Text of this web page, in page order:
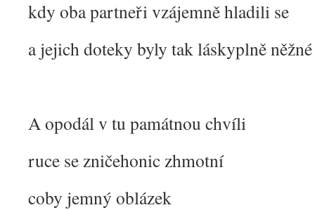
kdy oba partneři vzájemně hladili se
a jejich doteky byly tak láskyplně něžné
A opodál v tu památnou chvíli
ruce se zničehonic zhmotní
coby jemný oblázek